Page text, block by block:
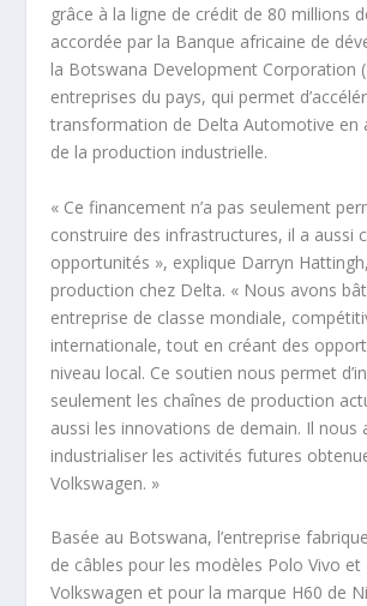
grâce à la ligne de crédit de 80 millions
accordée par la Banque africaine de
la Botswana Development Corporation
entreprises du pays, qui permet
transformation de Delta Automotive en
de la production industrielle.
« Ce financement n’a pas seulement
construire des infrastructures, il a aussi
opportunités », explique Darryn
production chez Delta. « Nous avons
entreprise de classe mondiale,
internationale, tout en créant des
niveau local. Ce soutien nous permet
seulement les chaînes de production
aussi les innovations de demain. Il nous
industrialiser les activités futures
Volkswagen. »
Basée au Botswana, l’entreprise
de câbles pour les modèles Polo Vivo et
Volkswagen et pour la marque H60 de